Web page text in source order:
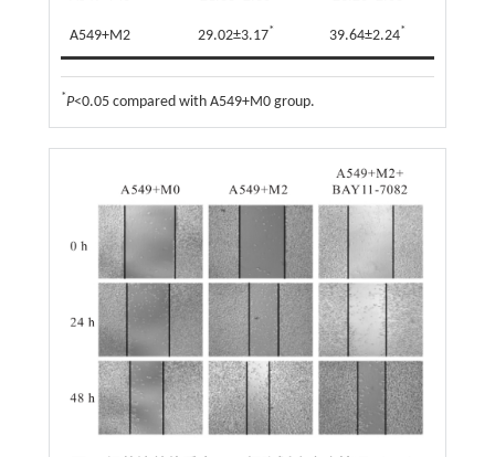
A549+M2 29.02±3.17* 39.64±2.24*
*P<0.05 compared with A549+M0 group.